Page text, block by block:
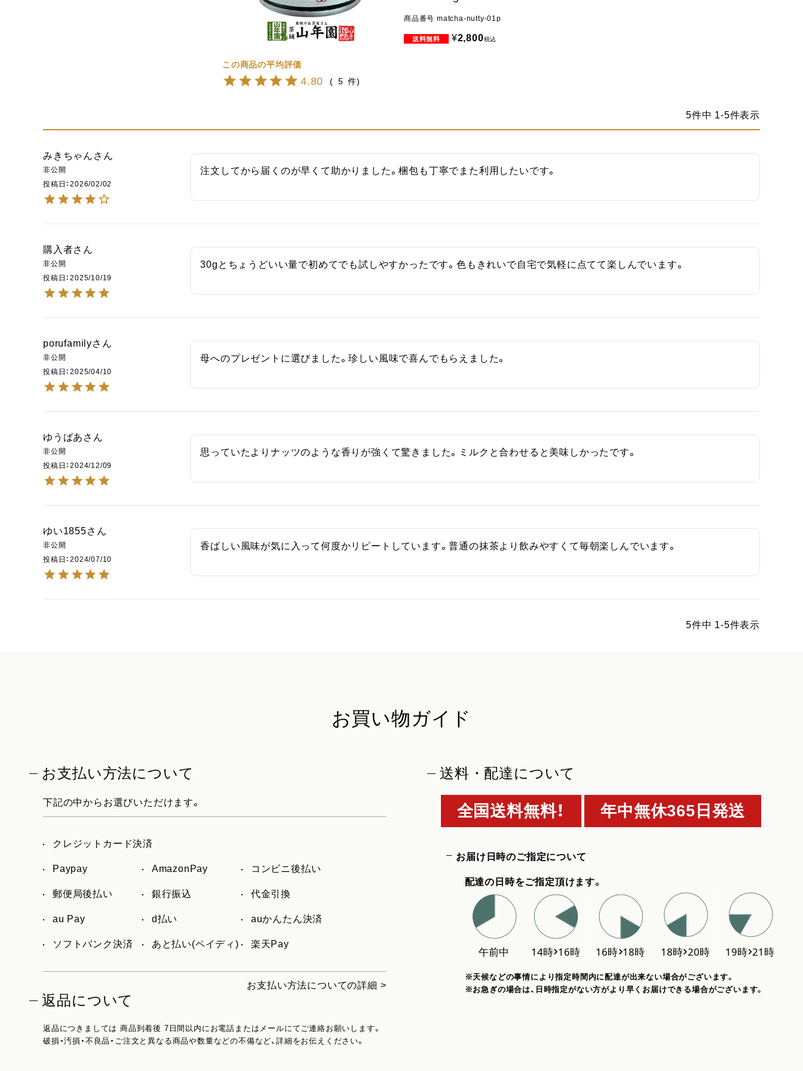
商品番号 matcha-nutty-01p
¥2,800税込
4.80 5
5件中 1-5件表示
みきちゃん
非公開
投稿日
2026/02/02
注文してから届くのが早くて助かりました。梱包も丁寧でまた利用したいです。
購入者
非公開
投稿日
2025/10/19
30gとちょうどいい量で初めてでも試しやすかったです。色もきれいで自宅で気軽に点てて楽しんでいます。
porufamily
非公開
投稿日
2025/04/10
母へのプレゼントに選びました。珍しい風味で喜んでもらえました。
ゆうばあ
非公開
投稿日
2024/12/09
思っていたよりナッツのような香りが強くて驚きました。ミルクと合わせると美味しかったです。
ゆい1855
非公開
投稿日
2024/07/10
香ばしい風味が気に入って何度かリピートしています。普通の抹茶より飲みやすくて毎朝楽しんでいます。
5件中 1-5件表示
お買い物ガイド
お支払い方法について
下記の中からお選びいただけます。
クレジットカード決済
Paypay AmazonPay コンビニ後払い
郵便局後払い 銀行振込 代金引換
au Pay d払い auかんたん決済
ソフトバンク決済 あと払い(ペイディ) 楽天Pay
お支払い方法についての詳細 >
返品について
返品につきましては 商品到着後 7日間以内にお電話またはメールにてご連絡お願いします。
破損・汚損・不良品・ご注文と異なる商品や数量などの不備など、詳細をお伝えください。
送料・配達について
全国送料無料！ 年中無休365日発送
お届け日時のご指定について
配達の日時をご指定頂けます。
※天候などの事情により指定時間内に配達が出来ない場合がございます。
※お急ぎの場合は、日時指定がない方がより早くお届けできる場合がございます。